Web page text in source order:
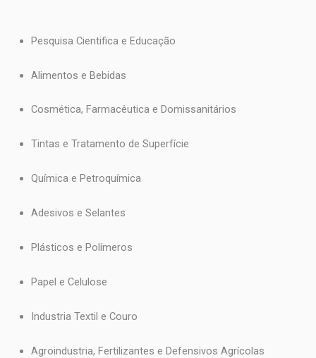
Pesquisa Cientifica e Educação
Alimentos e Bebidas
Cosmética, Farmacêutica e Domissanitários
Tintas e Tratamento de Superfície
Química e Petroquímica
Adesivos e Selantes
Plásticos e Polímeros
Papel e Celulose
Industria Textil e Couro
Agroindustria, Fertilizantes e Defensivos Agrícolas